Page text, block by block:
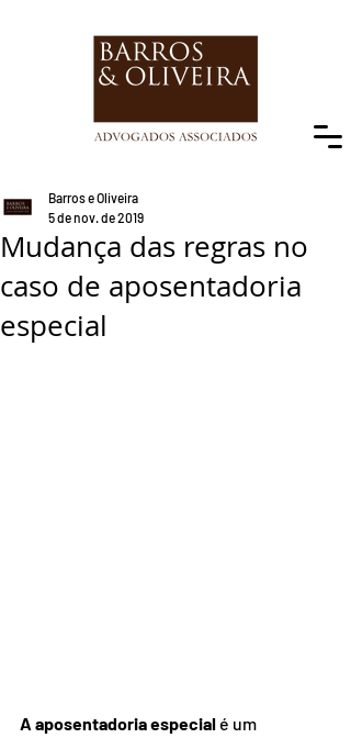
Mudança das regras no
caso de aposentadoria
especial
Barros e Oliveira
5 de nov. de 2019
A aposentadoria especial é um